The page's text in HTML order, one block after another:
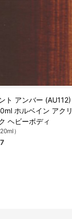
ト アンバー (AU112)
ホルベイン アクリ
ヘビーボディ
）